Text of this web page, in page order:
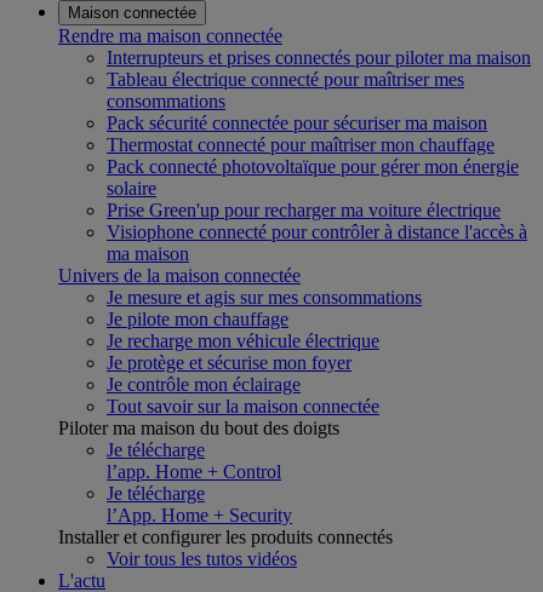
Maison connectée
Rendre ma maison connectée
Interrupteurs et prises connectés pour piloter ma maison
Tableau électrique connecté pour maîtriser mes
consommations
Pack sécurité connectée pour sécuriser ma maison
Thermostat connecté pour maîtriser mon chauffage
Pack connecté photovoltaïque pour gérer mon énergie
solaire
Prise Green'up pour recharger ma voiture électrique
Visiophone connecté pour contrôler à distance l'accès à
ma maison
Univers de la maison connectée
Je mesure et agis sur mes consommations
Je pilote mon chauffage
Je recharge mon véhicule électrique
Je protège et sécurise mon foyer
Je contrôle mon éclairage
Tout savoir sur la maison connectée
Piloter ma maison du bout des doigts
Je télécharge
l’app. Home + Control
Je télécharge
l’App. Home + Security
Installer et configurer les produits connectés
Voir tous les tutos vidéos
L'actu